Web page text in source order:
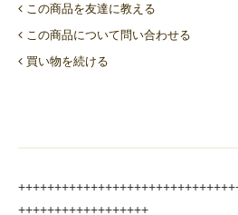
この商品を友達に教える
この商品について問い合わせる
買い物を続ける
++++++++++++++++++